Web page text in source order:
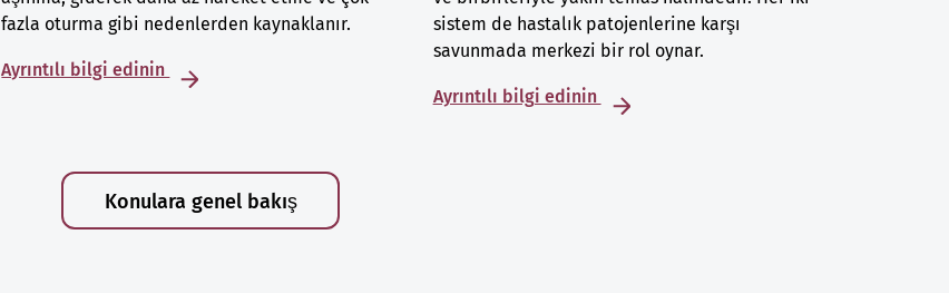
fazla oturma gibi nedenlerden kaynaklanır.
Ayrıntılı bilgi edinin
sistem de hastalık patojenlerine karşı
savunmada merkezi bir rol oynar.
Ayrıntılı bilgi edinin
Konulara genel bakış